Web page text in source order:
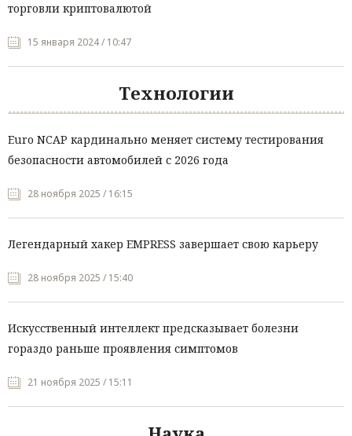
торговли криптовалютой
15 января 2024 / 10:47
Технологии
Euro NCAP кардинально меняет систему тестирования
безопасности автомобилей с 2026 года
28 ноября 2025 / 16:15
Легендарный хакер EMPRESS завершает свою карьеру
28 ноября 2025 / 15:40
Искусственный интеллект предсказывает болезни
гораздо раньше проявления симптомов
21 ноября 2025 / 15:11